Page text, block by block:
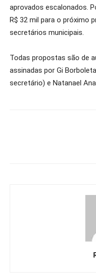
aprovados escalonados.
R$ 32 mil para o próximo
secretários municipais.
Todas propostas são de
assinadas por Gi
secretário) e Natanael